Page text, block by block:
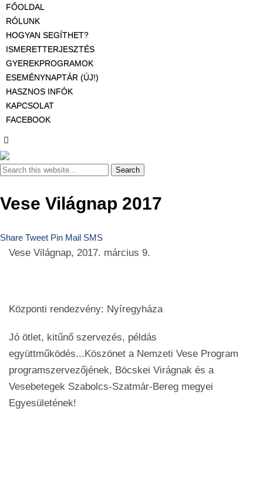
FŐOLDAL
RÓLUNK
HOGYAN SEGÍTHET?
ISMERETTERJESZTÉS
GYEREKPROGRAMOK
ESEMÉNYNAPTÁR (ÚJ!)
HASZNOS INFÓK
KAPCSOLAT
FACEBOOK
Vese Világnap 2017
Share Tweet Pin Mail SMS
Vese Világnap, 2017. március 9.
Központi rendezvény: Nyíregyháza
Jó ötlet, kitűnő szervezés, példás
együttműködés...Köszönet a Nemzeti Vese Program
programszervezőjének, Böcskei Virágnak és a
Vesebetegek Szabolcs-Szatmár-Bereg megyei
Egyesületének!